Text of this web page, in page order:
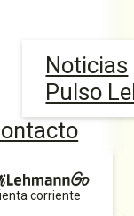
Noticias
Pulso
corriente